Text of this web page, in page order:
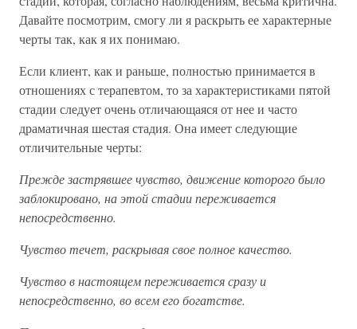
Давайте посмотрим, смогу ли я раскрыть ее характерные
черты так, как я их понимаю.
Если клиент, как и раньше, полностью принимается в
отношениях с терапевтом, то за характеристиками пятой
стадии следует очень отличающаяся от нее и часто
драматичная шестая стадия. Она имеет следующие
отличительные черты:
Прежде застрявшее чувство, движение которого было
заблокировано, на этой стадии переживается
непосредственно.
Чувство течет, раскрывая свое полное качество.
Чувство в настоящем переживается сразу и
непосредственно, во всем его богатстве.